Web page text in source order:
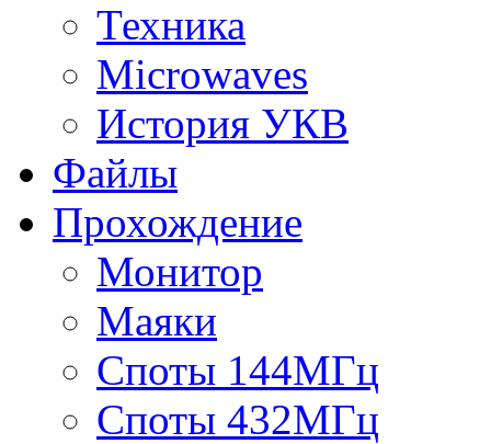
Техника
Microwaves
История УКВ
Файлы
Прохождение
Монитор
Маяки
Споты 144МГц
Споты 432МГц